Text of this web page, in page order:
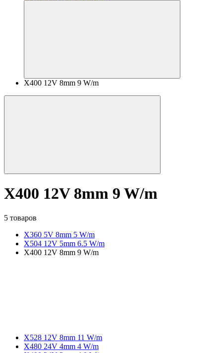
X400 12V 8mm 9 W/m
X400 12V 8mm 9 W/m
5 товаров
X360 5V 8mm 5 W/m
X504 12V 5mm 6.5 W/m
X400 12V 8mm 9 W/m
X528 12V 8mm 11 W/m
X480 24V 4mm 4 W/m